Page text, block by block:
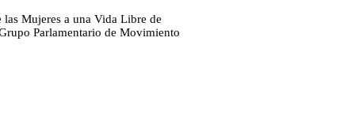
Mujeres a una Vida Libre de
Parlamentario de Movimiento